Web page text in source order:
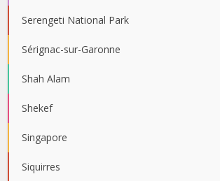
Serengeti National Park
Sérignac-sur-Garonne
Shah Alam
Shekef
Singapore
Siquirres